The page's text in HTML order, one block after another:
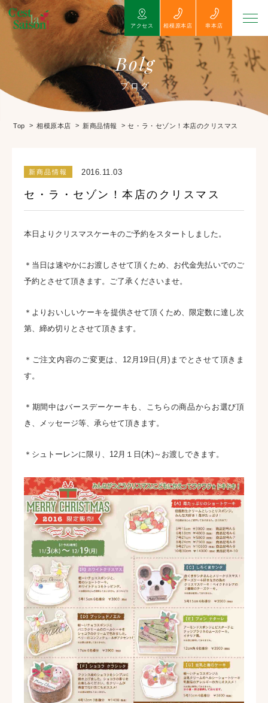
アクセス 相模原本店 串本店
Bolg
ブログ
Top > 相模原本店 > 新商品情報 >セ・ラ・セゾン！本店のクリスマス
新商品情報 2016.11.03
セ・ラ・セゾン！本店のクリスマス
本日よりクリスマスケーキのご予約をスタートしました。
＊当日は速やかにお渡しさせて頂くため、お代金先払いでのご
予約とさせて頂きます。ご了承くださいませ。
＊よりおいしいケーキを提供させて頂くため、限定数に達し次
第、締め切りとさせて頂きます。
＊ご注文内容のご変更は、12月19日(月)までとさせて頂きま
す。
＊期間中はバースデーケーキも、こちらの商品からお選び頂
き、メッセージ等、承らせて頂きます。
＊シュトーレンに限り、12月１日(木)～お渡しできます。